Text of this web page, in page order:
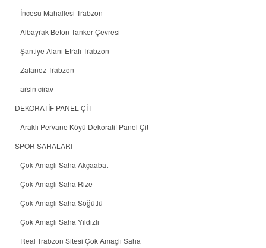
İncesu Mahallesi Trabzon
Albayrak Beton Tanker Çevresi
Şantiye Alanı Etrafı Trabzon
Zafanoz Trabzon
arsin cirav
DEKORATİF PANEL ÇİT
Araklı Pervane Köyü Dekoratif Panel Çit
SPOR SAHALARI
Çok Amaçlı Saha Akçaabat
Çok Amaçlı Saha Rize
Çok Amaçlı Saha Söğütlü
Çok Amaçlı Saha Yıldızlı
Real Trabzon Sitesi Çok Amaçlı Saha